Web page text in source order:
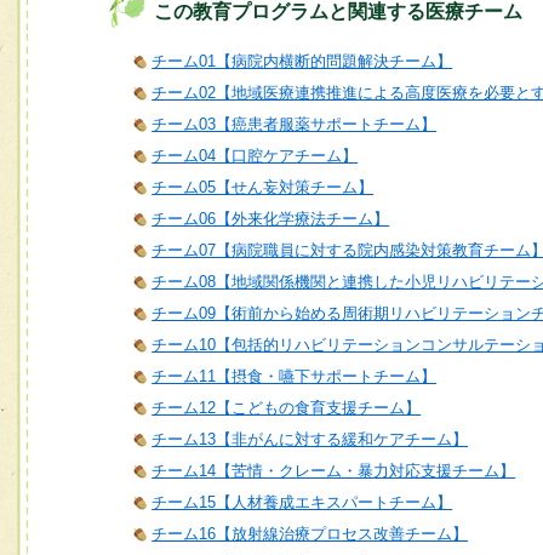
この教育プログラムと関連する医療チーム
チーム01【病院内横断的問題解決チーム】
チーム02【地域医療連携推進による高度医療を必要と
チーム03【癌患者服薬サポートチーム】
チーム04【口腔ケアチーム】
チーム05【せん妄対策チーム】
チーム06【外来化学療法チーム】
チーム07【病院職員に対する院内感染対策教育チーム
チーム08【地域関係機関と連携した小児リハビリテー
チーム09【術前から始める周術期リハビリテーション
チーム10【包括的リハビリテーションコンサルテーシ
チーム11【摂食・嚥下サポートチーム】
チーム12【こどもの食育支援チーム】
チーム13【非がんに対する緩和ケアチーム】
チーム14【苦情・クレーム・暴力対応支援チーム】
チーム15【人材養成エキスパートチーム】
チーム16【放射線治療プロセス改善チーム】